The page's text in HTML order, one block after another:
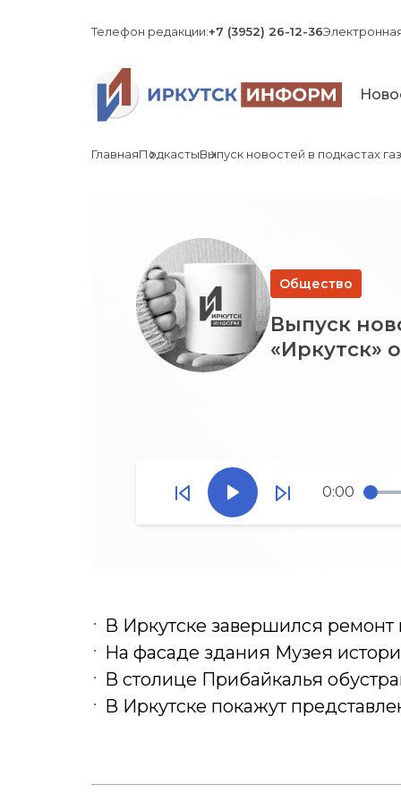
Телефон редакции:+7 (3952) 26-12-36
ГлавнаяПодкастыВыпуск новостей в подкастах
Общество
Выпуск
«Иркутск»
0:00
В Иркутске завершился
На фасаде здания Музея
В столице Прибайкалья
В Иркутске покажут